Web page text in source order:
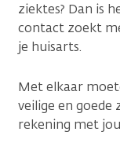
ziektes? Dan is
contact zoekt
je huisarts.
Met elkaar
veilige en goede
rekening met